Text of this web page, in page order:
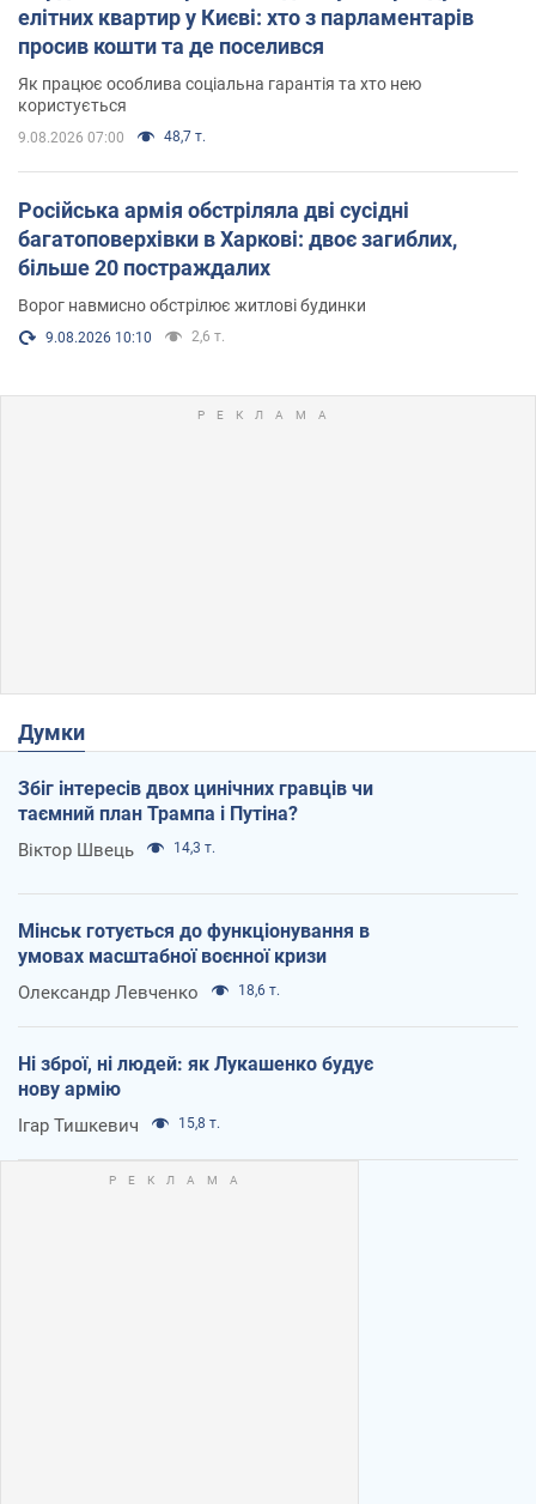
елітних квартир у Києві: хто з парламентарів
просив кошти та де поселився
Як працює особлива соціальна гарантія та хто нею
користується
9.08.2026 07:00 48,7 т.
Російська армія обстріляла дві сусідні
багатоповерхівки в Харкові: двоє загиблих,
більше 20 постраждалих
Ворог навмисно обстрілює житлові будинки
9.08.2026 10:10 2,6 т.
Думки
Збіг інтересів двох цинічних гравців чи
таємний план Трампа і Путіна?
Віктор Швець 14,3 т.
Мінськ готується до функціонування в
умовах масштабної воєнної кризи
Олександр Левченко 18,6 т.
Ні зброї, ні людей: як Лукашенко будує
нову армію
Ігар Тишкевич 15,8 т.